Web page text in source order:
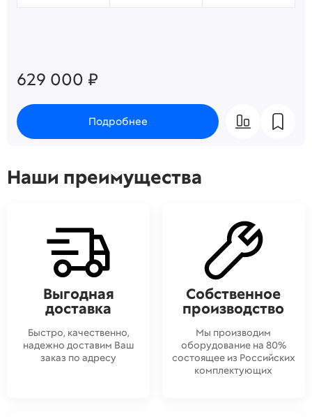
629 000 ₽
Подробнее
Наши преимущества
Выгодная
доставка
Быстро, качественно,
надежно доставим Ваш
заказ по адресу
Собственное
производство
Мы производим
оборудование на 80%
состоящее из Российских
комплектующих